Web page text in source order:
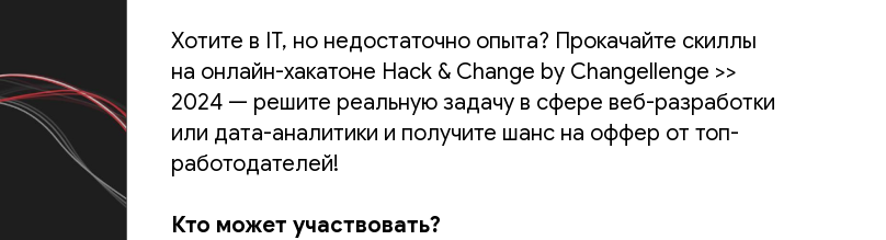
Хотите в IT, но недостаточно опыта? Прокачайте скиллы
на онлайн-хакатоне Hack & Change by Changellenge >>
2024 — решите реальную задачу в сфере веб-разработки
или дата-аналитики и получите шанс на оффер от топ-
работодателей!
Кто может участвовать?